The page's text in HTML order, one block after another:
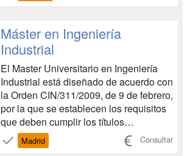
de generación de energía eléctrica.
Gestión de proyectos y de mont...
Máster en Ingeniería
Industrial
El Master Universitario en Ingeniería
Industrial está diseñado de acuerdo con
la Orden CIN/311/2009, de 9 de febrero,
por la que se establecen los requisitos
que deben cumplir los títulos
universitarios oficiales que habiliten
para el ejercicio de la profesión de
Madrid Consultar